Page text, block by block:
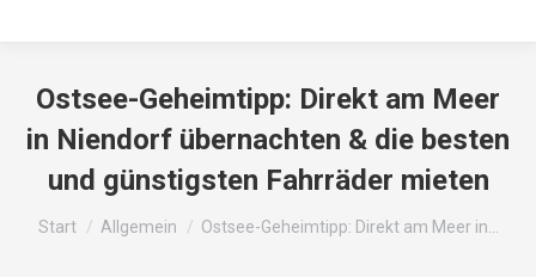
Ostsee-Geheimtipp: Direkt am Meer
in Niendorf übernachten & die besten
und günstigsten Fahrräder mieten
Sie befinden sich hier:
Start Allgemein Ostsee-Geheimtipp: Direkt am Meer in…